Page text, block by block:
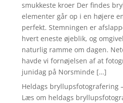
smukkeste kroer Der findes
elementer går op i en højere
perfekt. Stemningen er
hvert eneste øjeblik, og
naturlig ramme om dagen.
havde vi fornøjelsen af at
junidag på Norsminde […]
Heldags bryllupsfotografering
Læs om heldags